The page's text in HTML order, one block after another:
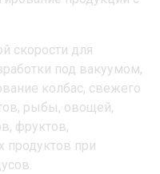
скорости для
под вакуумом,
колбас, свежего
рыбы, овощей,
фруктов,
продуктов при